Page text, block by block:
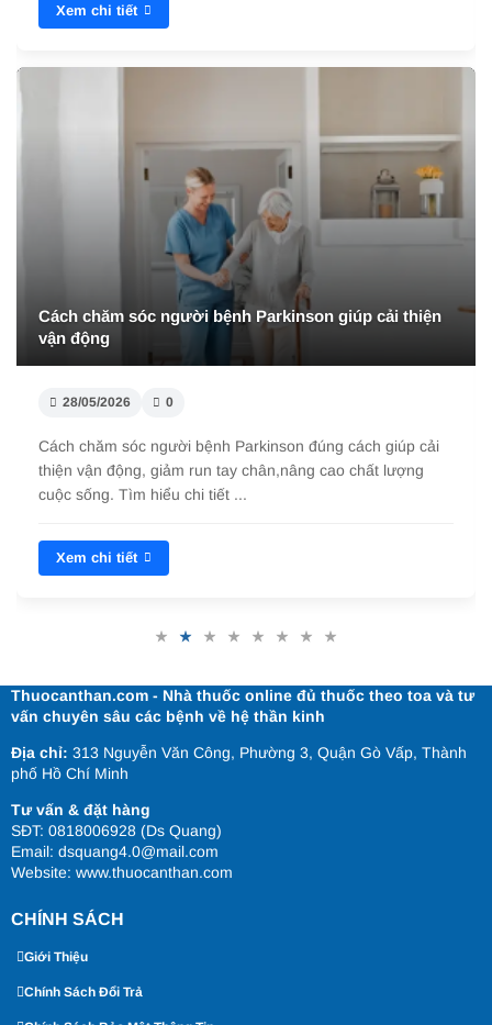
Xem chi tiết
Cách chăm sóc người bệnh Parkinson giúp cải thiện
vận động
28/05/2026 0
Cách chăm sóc người bệnh Parkinson đúng cách giúp cải
thiện vận động, giảm run tay chân,nâng cao chất lượng
cuộc sống. Tìm hiểu chi tiết ...
Xem chi tiết
Thuocanthan.com - Nhà thuốc online đủ thuốc theo toa và tư
vấn chuyên sâu các bệnh về hệ thần kinh
Địa chỉ: 313 Nguyễn Văn Công, Phường 3, Quận Gò Vấp, Thành
phố Hồ Chí Minh
Tư vấn & đặt hàng
SĐT: 0818006928 (Ds Quang)
Email: dsquang4.0@mail.com
Website: www.thuocanthan.com
CHÍNH SÁCH
Giới Thiệu
Chính Sách Đổi Trả